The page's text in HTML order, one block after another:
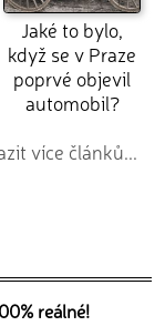
Jaké to bylo,
když se v Praze
poprvé objevil
automobil?
více článků...
reálné!